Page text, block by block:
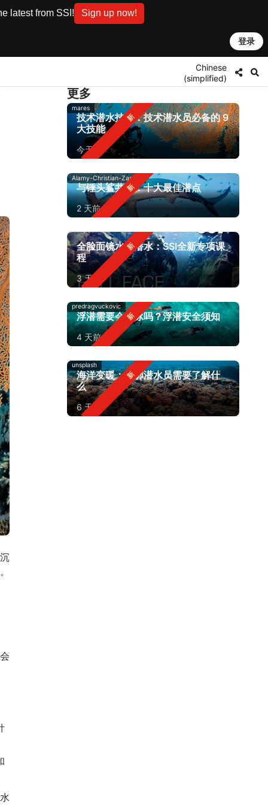
latest from SSI! Sign up now!
登录
Chinese
(simplified)
更多
mares
技术潜水技能：技术潜水员必备的 9
大技能
今天
Alamy-Christian-Zappel
与锤头鲨共潜：十大最佳潜点
2 天前
全脸面镜水肺潜水：SSI全新专项课
程
3 天前
predragvuckovic
浮潜需要会游泳吗？浮潜安全须知
4 天前
unsplash
海洋变暖：水肺潜水员需要了解什
么
6 天前